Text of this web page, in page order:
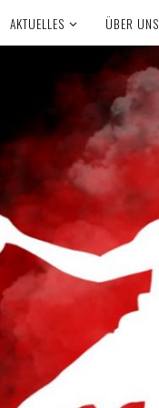
AKTUELLES ÜBER UNS